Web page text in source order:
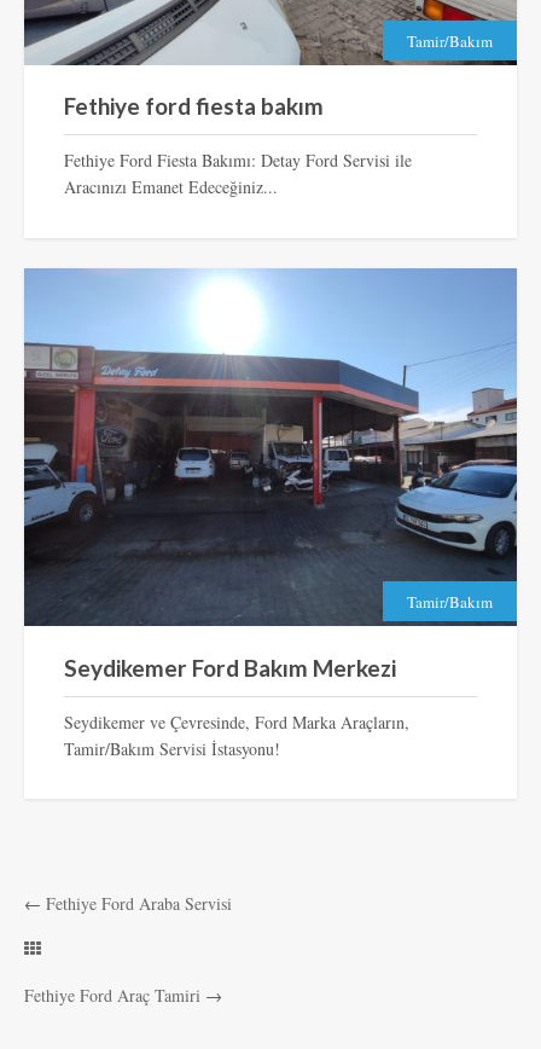
Tamir/Bakım
Fethiye ford fiesta bakım
Fethiye Ford Fiesta Bakımı: Detay Ford Servisi ile
Aracınızı Emanet Edeceğiniz...
Tamir/Bakım
Seydikemer Ford Bakım Merkezi
Seydikemer ve Çevresinde, Ford Marka Araçların,
Tamir/Bakım Servisi İstasyonu!
← Fethiye Ford Araba Servisi
Fethiye Ford Araç Tamiri →